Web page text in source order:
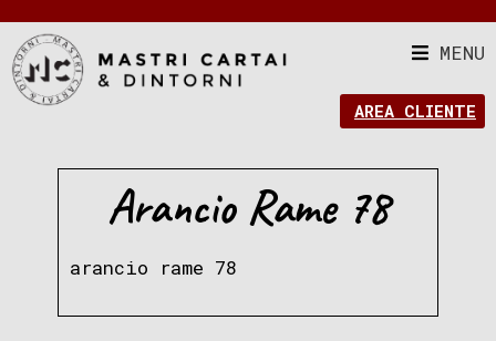
MENU
AREA CLIENTE
Arancio Rame 78
arancio rame 78